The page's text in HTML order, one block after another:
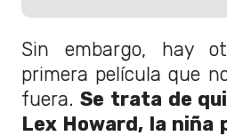
Sin embargo, hay
primera película que
fuera. Se trata de
Lex Howard, la niña